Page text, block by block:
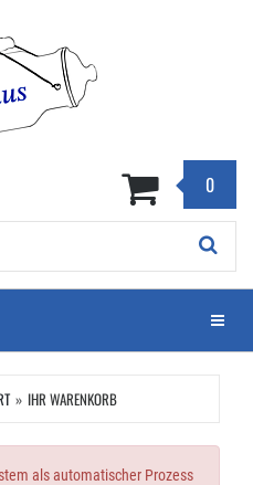
0
Menü
IHR WARENKORB
als automatischer Prozess